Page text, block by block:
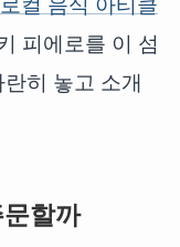
컬 음식 아티클
피에로를 이 섬
히 놓고 소개
할까